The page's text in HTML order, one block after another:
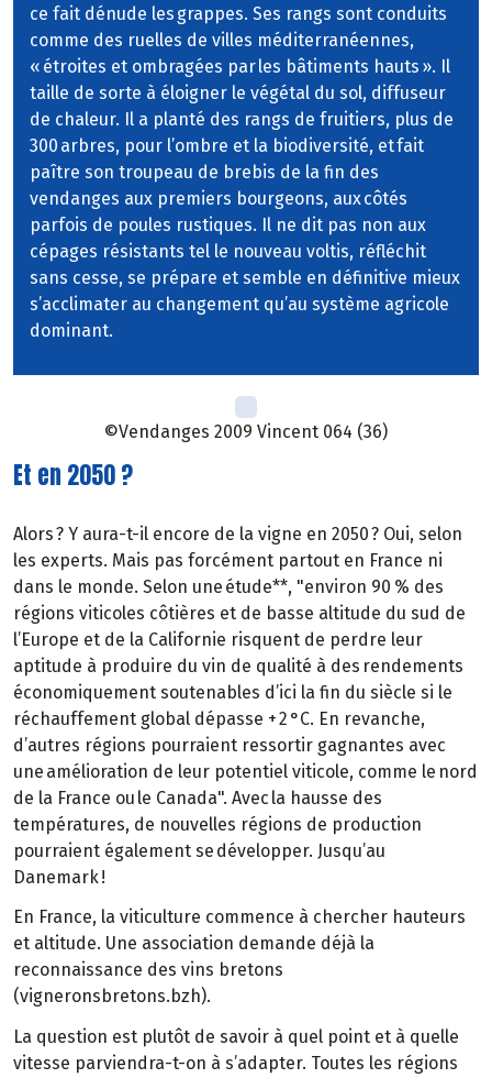
ce fait dénude les grappes. Ses rangs sont conduits
comme des ruelles de villes méditerranéennes,
« étroites et ombragées par les bâtiments hauts ». Il
taille de sorte à éloigner le végétal du sol, diffuseur
de chaleur. Il a planté des rangs de fruitiers, plus de
300 arbres, pour l’ombre et la biodiversité, et fait
paître son troupeau de brebis de la fin des
vendanges aux premiers bourgeons, aux côtés
parfois de poules rustiques. Il ne dit pas non aux
cépages résistants tel le nouveau voltis, réfléchit
sans cesse, se prépare et semble en définitive mieux
s’acclimater au changement qu’au système agricole
dominant.
©Vendanges 2009 Vincent 064 (36)
Et en 2050 ?
Alors ? Y aura-t-il encore de la vigne en 2050 ? Oui, selon
les experts. Mais pas forcément partout en France ni
dans le monde. Selon une étude**, "environ 90 % des
régions viticoles côtières et de basse altitude du sud de
l’Europe et de la Californie risquent de perdre leur
aptitude à produire du vin de qualité à des rendements
économiquement soutenables d’ici la fin du siècle si le
réchauffement global dépasse + 2 °C. En revanche,
d’autres régions pourraient ressortir gagnantes avec
une amélioration de leur potentiel viticole, comme le nord
de la France ou le Canada". Avec la hausse des
températures, de nouvelles régions de production
pourraient également se développer. Jusqu’au
Danemark !
En France, la viticulture commence à chercher hauteurs
et altitude. Une association demande déjà la
reconnaissance des vins bretons
(vigneronsbretons.bzh).
La question est plutôt de savoir à quel point et à quelle
vitesse parviendra-t-on à s’adapter. Toutes les régions